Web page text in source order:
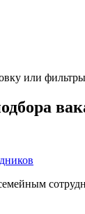
или фильтры